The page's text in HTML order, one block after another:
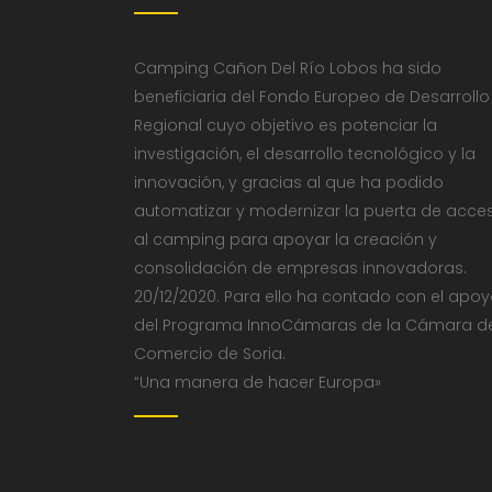
Camping Cañon Del Río Lobos ha sido
beneficiaria del Fondo Europeo de Desarrollo
Regional cuyo objetivo es potenciar la
investigación, el desarrollo tecnológico y la
innovación, y gracias al que ha podido
automatizar y modernizar la puerta de
al camping para apoyar la creación y
consolidación de empresas innovadoras.
20/12/2020. Para ello ha contado con el
del Programa InnoCámaras de la Cámara
Comercio de Soria.
“Una manera de hacer Europa»